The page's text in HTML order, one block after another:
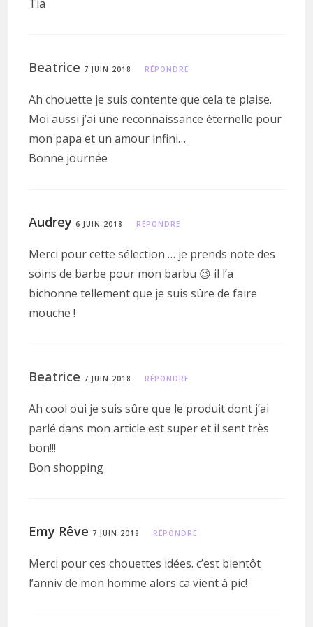
Tia
Beatrice 7 JUIN 2018 RÉPONDRE
Ah chouette je suis contente que cela te plaise.
Moi aussi j’ai une reconnaissance éternelle pour
mon papa et un amour infini…
Bonne journée
Audrey 6 JUIN 2018 RÉPONDRE
Merci pour cette sélection … je prends note des
soins de barbe pour mon barbu 😉 il l’a
bichonne tellement que je suis sûre de faire
mouche !
Beatrice 7 JUIN 2018 RÉPONDRE
Ah cool oui je suis sûre que le produit dont j’ai
parlé dans mon article est super et il sent très
bon!!!
Bon shopping
Emy Rêve 7 JUIN 2018 RÉPONDRE
Merci pour ces chouettes idées. c’est bientôt
l’anniv de mon homme alors ca vient à pic!